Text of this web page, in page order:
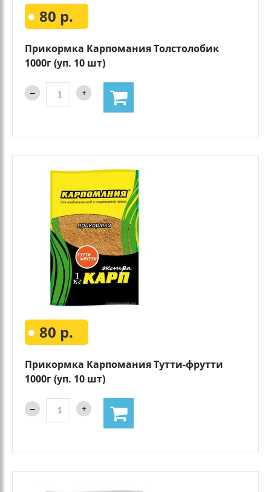
80 р.
Прикормка Карпомания Толстолобик
1000г (уп. 10 шт)
80 р.
Прикормка Карпомания Тутти-фрутти
1000г (уп. 10 шт)